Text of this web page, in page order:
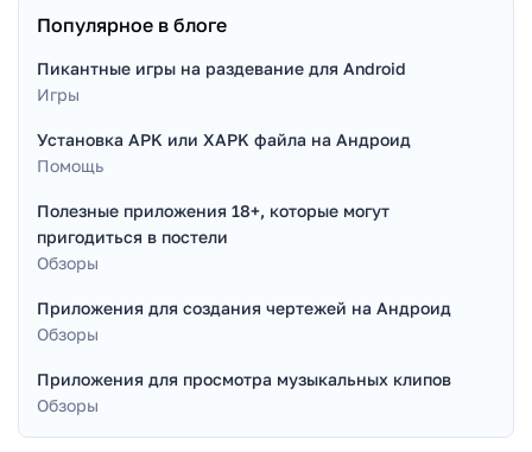
Популярное в блоге
Пикантные игры на раздевание для Android
Игры
Установка APK или XAPK файла на Андроид
Помощь
Полезные приложения 18+, которые могут
пригодиться в постели
Обзоры
Приложения для создания чертежей на Андроид
Обзоры
Приложения для просмотра музыкальных клипов
Обзоры